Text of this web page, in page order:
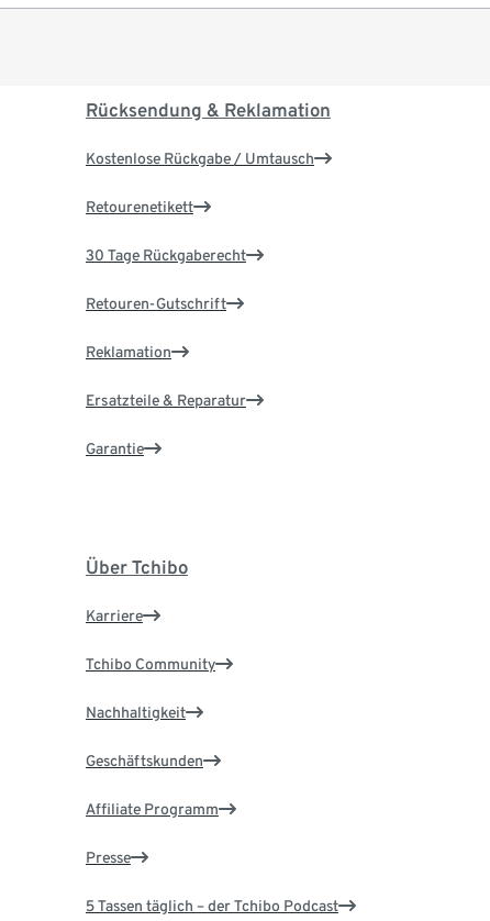
Rücksendung & Reklamation
Kostenlose Rückgabe / Umtausch
Retourenetikett
30 Tage Rückgaberecht
Retouren-Gutschrift
Reklamation
Ersatzteile & Reparatur
Garantie
Über Tchibo
Karriere
Tchibo Community
Nachhaltigkeit
Geschäftskunden
Affiliate Programm
Presse
5 Tassen täglich – der Tchibo Podcast